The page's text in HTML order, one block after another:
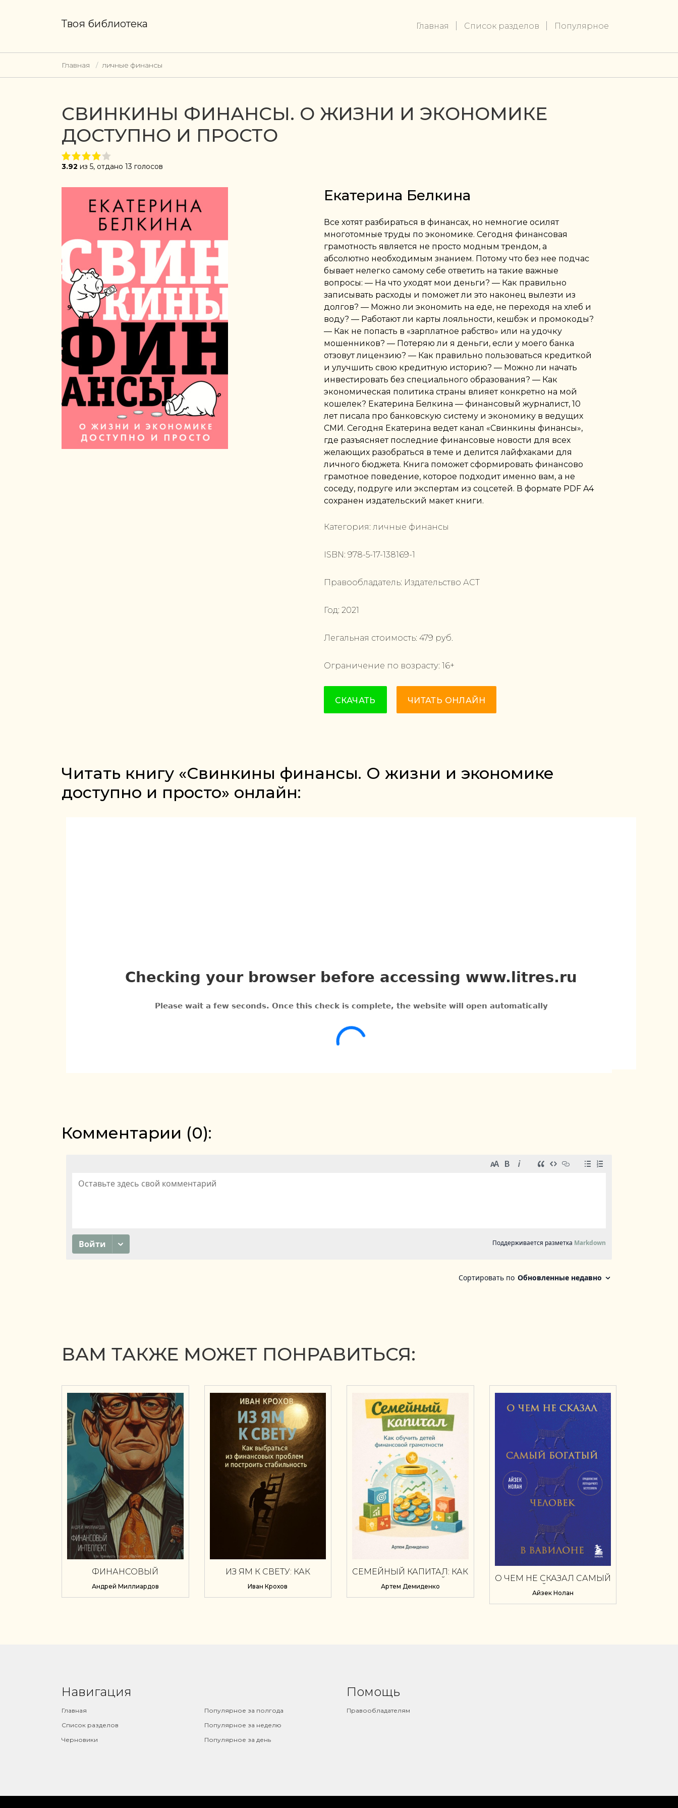
Твоя библиотека Главная Список разделов Популярное
Главная личные финансы
СВИНКИНЫ ФИНАНСЫ. О ЖИЗНИ И ЭКОНОМИКЕ
ДОСТУПНО И ПРОСТО
3.92 из 5, отдано 13 голосов
Екатерина Белкина
Все хотят разбираться в финансах, но немногие осилят
многотомные труды по экономике. Сегодня финансовая
грамотность является не просто модным трендом, а
абсолютно необходимым знанием. Потому что без нее подчас
бывает нелегко самому себе ответить на такие важные
вопросы: — На что уходят мои деньги? — Как правильно
записывать расходы и поможет ли это наконец вылезти из
долгов? — Можно ли экономить на еде, не переходя на хлеб и
воду? — Работают ли карты лояльности, кешбэк и промокоды?
— Как не попасть в «зарплатное рабство» или на удочку
мошенников? — Потеряю ли я деньги, если у моего банка
отзовут лицензию? — Как правильно пользоваться кредиткой
и улучшить свою кредитную историю? — Можно ли начать
инвестировать без специального образования? — Как
экономическая политика страны влияет конкретно на мой
кошелек? Екатерина Белкина — финансовый журналист, 10
лет писала про банковскую систему и экономику в ведущих
СМИ. Сегодня Екатерина ведет канал «Свинкины финансы»,
где разъясняет последние финансовые новости для всех
желающих разобраться в теме и делится лайфхаками для
личного бюджета. Книга поможет сформировать финансово
грамотное поведение, которое подходит именно вам, а не
соседу, подруге или экспертам из соцсетей. В формате PDF A4
сохранен издательский макет книги.
Категория: личные финансы
ISBN: 978-5-17-138169-1
Правообладатель: Издательство АСТ
Год: 2021
Легальная стоимость: 479 руб.
Ограничение по возрасту: 16+
СКАЧАТЬ ЧИТАТЬ ОНЛАЙН
Читать книгу «Свинкины финансы. О жизни и экономике
доступно и просто» онлайн:
Комментарии (0):
ВАМ ТАКЖЕ МОЖЕТ ПОНРАВИТЬСЯ:
ФИНАНСОВЫЙ
ПРИНИМАТЬ ЛУЧШИЕ
РЕШЕНИЯ О ДЕНЬГАХ
Андрей Миллиардов
ИЗ ЯМ К СВЕТУ: КАК
ФИНАНСОВЫХ ПРОБЛЕМ
И ПОСТРОИТЬ
Иван Крохов
СЕМЕЙНЫЙ КАПИТАЛ: КАК
ФИНАНСОВОЙ
ГРАМОТНОСТИ
Артем Демиденко
О ЧЕМ НЕ СКАЗАЛ САМЫЙ
БОГАТЫЙ ЧЕЛОВЕК В
ВАВИЛОНЕ
Айзек Нолан
Навигация
Главная
Список разделов
Черновики
Популярное за полгода
Популярное за неделю
Популярное за день
Помощь
Правообладателям